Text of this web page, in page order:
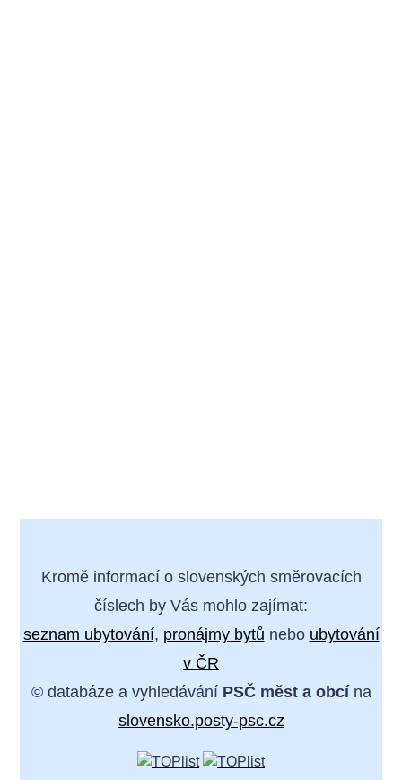
Kromě informací o slovenských směrovacích
číslech by Vás mohlo zajímat:
seznam ubytování, pronájmy bytů nebo ubytování
v ČR
© databáze a vyhledávání PSČ měst a obcína
slovensko.posty-psc.cz